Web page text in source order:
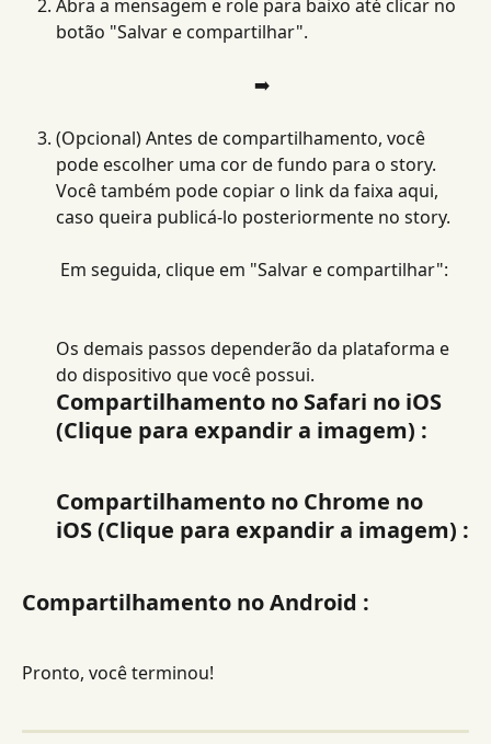
Abra a mensagem e role para baixo até clicar no
botão "Salvar e compartilhar".
➡️
(Opcional) Antes de compartilhamento, você
pode escolher uma cor de fundo para o story.
Você também pode copiar o link da faixa aqui,
caso queira publicá-lo posteriormente no story.
Em seguida, clique em "Salvar e compartilhar":
Os demais passos dependerão da plataforma e
do dispositivo que você possui.
Compartilhamento no Safari no iOS
(Clique para expandir a imagem) :​
Compartilhamento no Chrome no
iOS (Clique para expandir a imagem) :
Compartilhamento no Android :
Pronto, você terminou!